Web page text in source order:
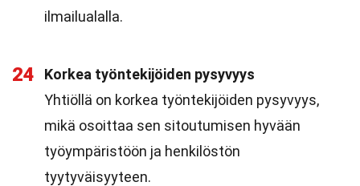
ilmailualalla.
24
Korkea työntekijöiden pysyvyys
Yhtiöllä on korkea työntekijöiden pysyvyys,
mikä osoittaa sen sitoutumisen hyvään
työympäristöön ja henkilöstön
tyytyväisyyteen.